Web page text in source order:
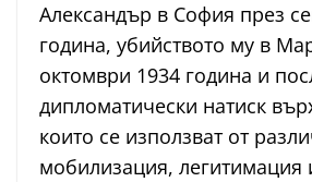
Александър в София през
година, убийството му в
октомври 1934 година и
дипломатически натиск
които се използват от
мобилизация, легитимация